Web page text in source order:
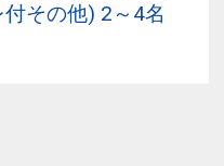
その他) 2～4名